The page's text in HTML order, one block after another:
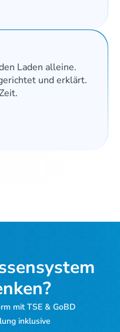
Laden alleine.
und erklärt.
mit TSE & GoBD
inklusive